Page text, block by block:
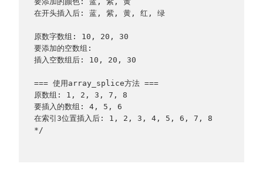
在开头插入后: 蓝, 紫, 黄, 红, 绿
原数字数组: 10, 20, 30
要添加的空数组:
插入空数组后: 10, 20, 30
=== 使用array_splice方法 ===
原数组: 1, 2, 3, 7, 8
要插入的数组: 4, 5, 6
在索引3位置插入后: 1, 2, 3, 4, 5, 6, 7, 8
*/